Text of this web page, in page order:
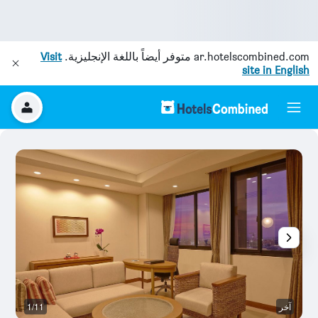
ar.hotelscombined.com متوفر أيضاً باللغة الإنجليزية.Visit
site in English
آخر 1/11